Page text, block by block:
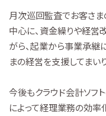
月次巡回監査でお客さま
中心に、資金繰りや経営
がら、起業から事業承継
まの経営を支援してまい
今後もクラウド会計ソフ
によって経理業務の効率